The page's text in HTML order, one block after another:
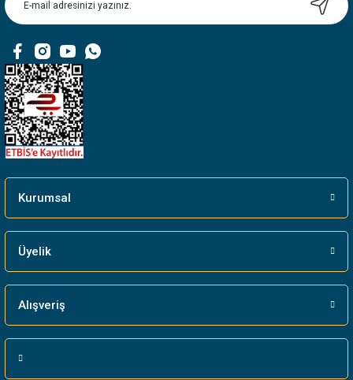
Kurumsal
Üyelik
Alışveriş